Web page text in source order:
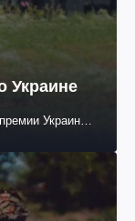
Украине
Украины